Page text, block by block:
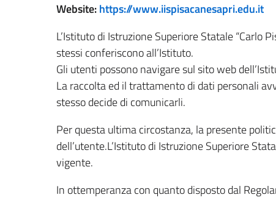
Website:https://www.iispisacanesapri.edu.it
L’Istituto di Istruzione Superiore Statale “Carlo
stessi conferiscono all’Istituto.
Gli utenti possono navigare sul sito web
La raccolta ed il trattamento di dati personali
stesso decide di comunicarli.
Per questa ultima circostanza, la presente
dell’utente.L’Istituto di Istruzione Superiore
vigente.
In ottemperanza con quanto disposto dal